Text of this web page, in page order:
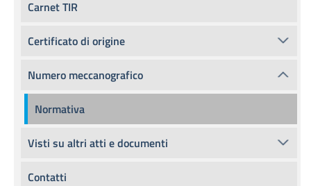
Carnet TIR
Certificato di origine
Numero meccanografico
Normativa
Visti su altri atti e documenti
Contatti